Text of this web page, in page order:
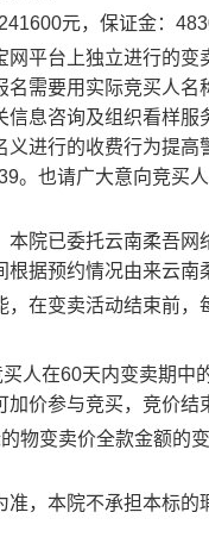
元，保证金：
网平台上独立进行的变
需要用实际竞买人名
信息咨询及组织看样服
进行的收费行为提
。也请广大意向竞买
本院已委托云南柔吾网
根据预约情况由来云南
在变卖活动结束前，
人在60天内变卖期
加价参与竞买，竞价
物变卖价全款金额的
准，本院不承担本标